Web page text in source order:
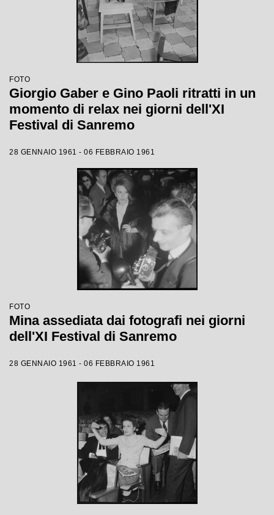
FOTO
Giorgio Gaber e Gino Paoli ritratti in un
momento di relax nei giorni dell'XI
Festival di Sanremo
28 GENNAIO 1961 - 06 FEBBRAIO 1961
FOTO
Mina assediata dai fotografi nei giorni
dell'XI Festival di Sanremo
28 GENNAIO 1961 - 06 FEBBRAIO 1961